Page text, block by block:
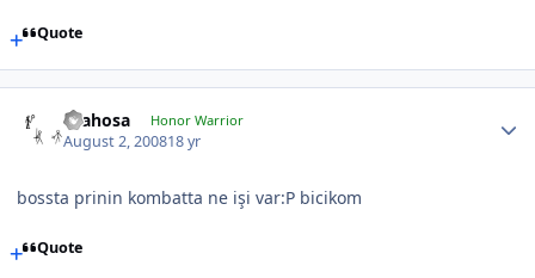
Quote
drahosa Honor Warrior
August 2, 200818 yr
bossta prinin kombatta ne işi var:P bicikom
Quote